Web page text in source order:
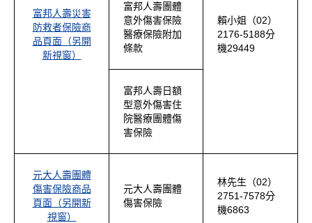
富邦人壽災害
防救者保險商
品頁面（另開
新視窗）
賴小姐（02）
2176-5188分
機29449
富邦人壽團體
意外傷害保險
醫療保險附加
條款
富邦人壽日額
型意外傷害住
院醫療團體傷
害保險
元大人壽團體
傷害保險商品
頁面（另開新
視窗）
元大人壽團體
傷害保險
林先生（02）
2751-7578分
機6863